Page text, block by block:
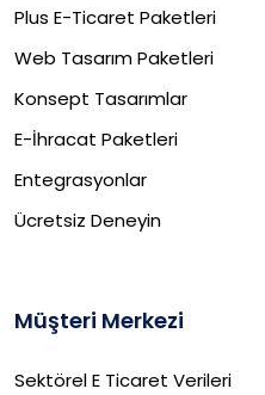
Plus E-Ticaret Paketleri
Web Tasarım Paketleri
Konsept Tasarımlar
E-İhracat Paketleri​
Entegrasyonlar
Ücretsiz Deneyin
Müşteri Merkezi
Sektörel E Ticaret Verileri